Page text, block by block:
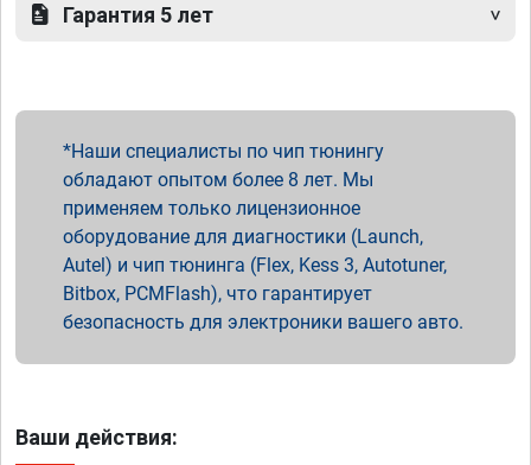
Гарантия 5 лет
Наши специалисты по чип тюнингу
обладают опытом более 8 лет. Мы
применяем только лицензионное
оборудование для диагностики (Launch,
Autel) и чип тюнинга (Flex, Kess 3, Autotuner,
Bitbox, PCMFlash), что гарантирует
безопасность для электроники вашего авто.
Ваши действия: